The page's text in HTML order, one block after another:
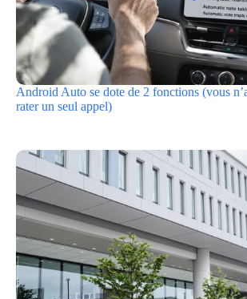
Android Auto se dote de 2 fonctions (vous
rater un seul appel)